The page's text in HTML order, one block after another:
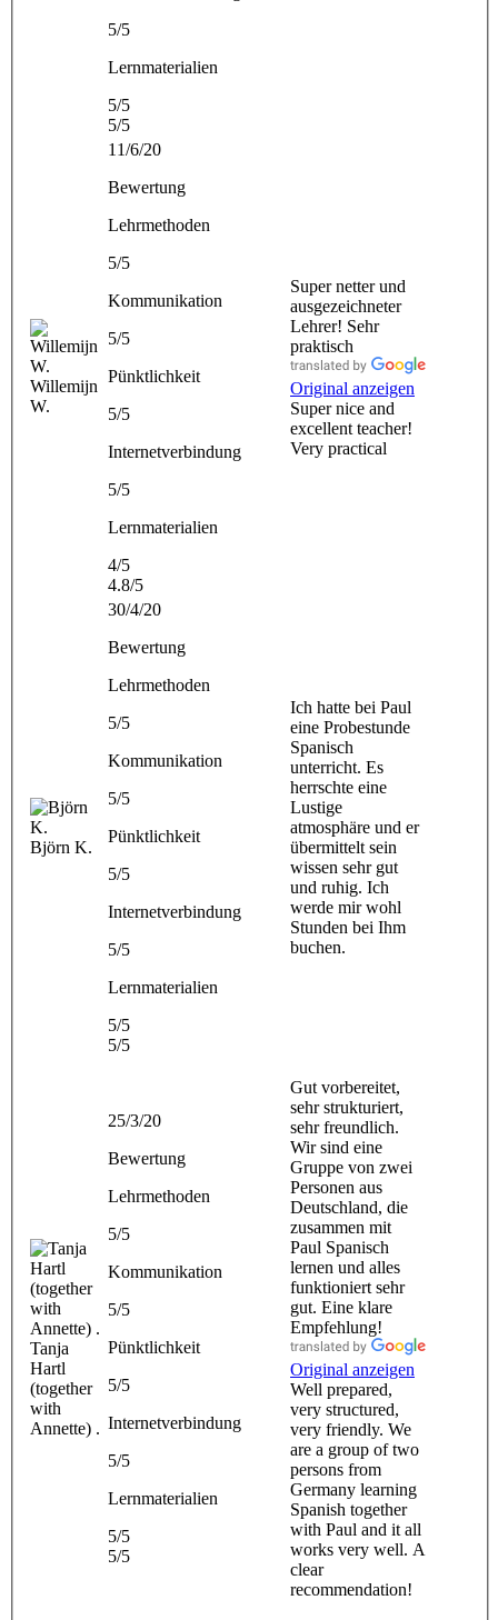
5/5
Lernmaterialien
5/5
5/5
Willemijn
W.
11/6/20
Bewertung
Lehrmethoden
5/5
Kommunikation
5/5
Pünktlichkeit
5/5
Internetverbindung
5/5
Lernmaterialien
4/5
4.8/5
Super netter und
ausgezeichneter
Lehrer! Sehr
praktisch
Original anzeigen
Super nice and
excellent teacher!
Very practical
Björn K.
30/4/20
Bewertung
Lehrmethoden
5/5
Kommunikation
5/5
Pünktlichkeit
5/5
Internetverbindung
5/5
Lernmaterialien
5/5
5/5
Ich hatte bei Paul
eine Probestunde
Spanisch
unterricht. Es
herrschte eine
Lustige
atmosphäre und er
übermittelt sein
wissen sehr gut
und ruhig. Ich
werde mir wohl
Stunden bei Ihm
buchen.
Tanja
Hartl
(together
with
Annette) .
25/3/20
Bewertung
Lehrmethoden
5/5
Kommunikation
5/5
Pünktlichkeit
5/5
Internetverbindung
5/5
Lernmaterialien
5/5
5/5
Gut vorbereitet,
sehr strukturiert,
sehr freundlich.
Wir sind eine
Gruppe von zwei
Personen aus
Deutschland, die
zusammen mit
Paul Spanisch
lernen und alles
funktioniert sehr
gut. Eine klare
Empfehlung!
Original anzeigen
Well prepared,
very structured,
very friendly. We
are a group of two
persons from
Germany learning
Spanish together
with Paul and it all
works very well. A
clear
recommendation!